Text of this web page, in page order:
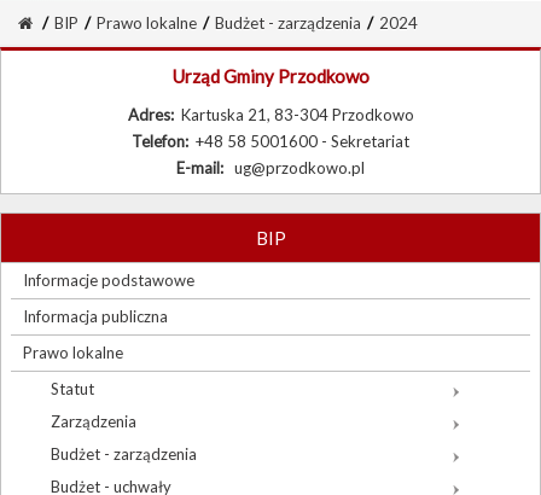
/ BIP / Prawo lokalne / Budżet - zarządzenia / 2024
Urząd Gminy Przodkowo
Adres: Kartuska 21, 83-304 Przodkowo
Telefon: +48 58 5001600 - Sekretariat
E-mail: ug@przodkowo.pl
BIP
Informacje podstawowe
Informacja publiczna
Prawo lokalne
Statut
Zarządzenia
Budżet - zarządzenia
Budżet - uchwały